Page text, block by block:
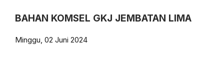
BAHAN KOMSEL GKJ JEMBATAN LIMA
Minggu, 02 Juni 2024